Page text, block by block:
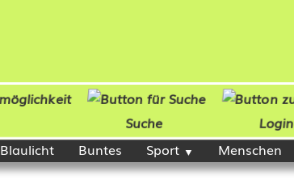
Suche
Login
Blaulicht Buntes Sport Menschen